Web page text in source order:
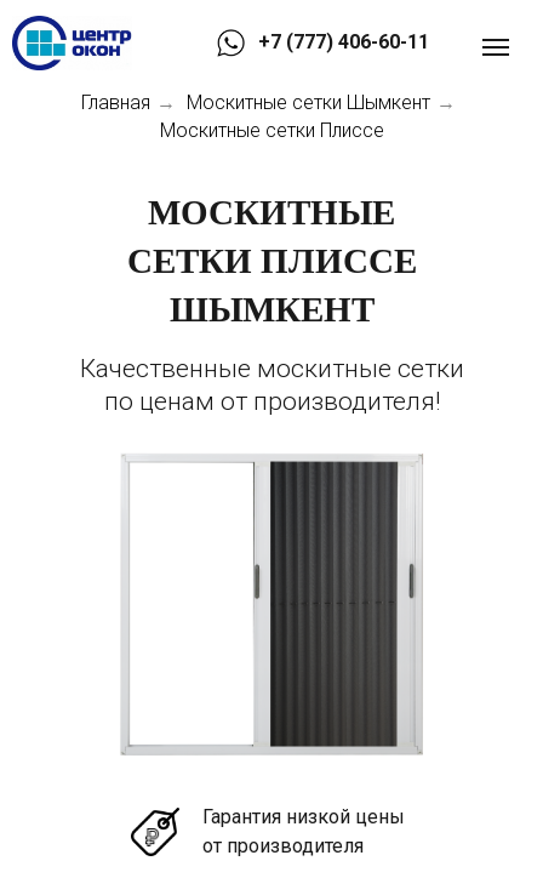
+7 (777) 406-60-11
Главная → Москитные сетки Шымкент →
Москитные сетки Плиссе
МОСКИТНЫЕ
СЕТКИ ПЛИССЕ
ШЫМКЕНТ
Гарантия низкой цены
от производителя
Качественные москитные сетки
по ценам от производителя!